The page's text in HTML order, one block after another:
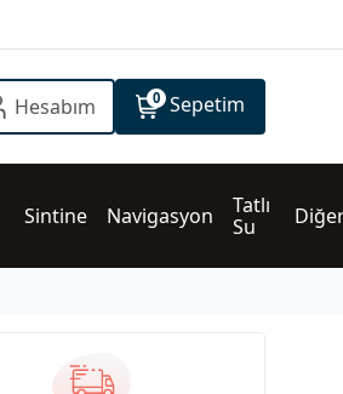
Hesabım 0 Sepetim
Sintine Navigasyon
Tatlı
Su